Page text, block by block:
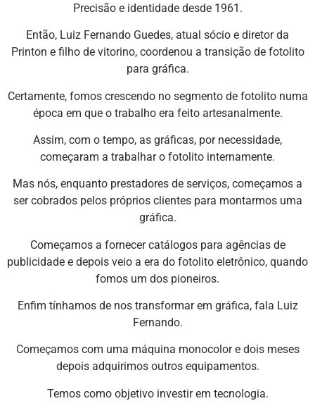
Precisão e identidade desde 1961.
Então, Luiz Fernando Guedes, atual sócio e diretor da
Printon e filho de vitorino, coordenou a transição de fotolito
para gráfica.
Certamente, fomos crescendo no segmento de fotolito numa
época em que o trabalho era feito artesanalmente.
Assim, com o tempo, as gráficas, por necessidade,
começaram a trabalhar o fotolito internamente.
Mas nós, enquanto prestadores de serviços, começamos a
ser cobrados pelos próprios clientes para montarmos uma
gráfica.
Começamos a fornecer catálogos para agências de
publicidade e depois veio a era do fotolito eletrônico, quando
fomos um dos pioneiros.
Enfim tínhamos de nos transformar em gráfica, fala Luiz
Fernando.
Começamos com uma máquina monocolor e dois meses
depois adquirimos outros equipamentos.
Temos como objetivo investir em tecnologia.